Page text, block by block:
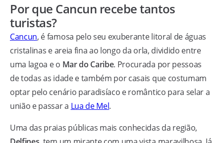
Por que Cancun recebe tantos
turistas?
Cancun, é famosa pelo seu exuberante litoral de águas
cristalinas e areia fina ao longo da orla, dividido entre
uma lagoa e o Mar do Caribe. Procurada por pessoas
de todas as idade e também por casais que costumam
optar pelo cenário paradisíaco e romântico para selar a
união e passar a Lua de Mel.
Uma das praias públicas mais conhecidas da região,